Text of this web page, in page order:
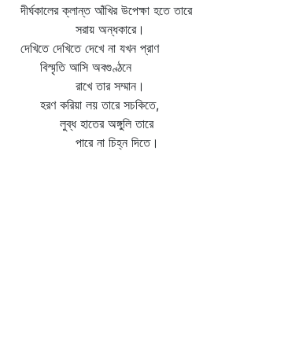
দীর্ঘকালের ক্লান্ত আঁখির উপেক্ষা হতে তারে
সরায় অন্ধকারে।
দেখিতে দেখিতে দেখে না যখন প্রাণ
বিস্মৃতি আসি অবগুণ্ঠনে
রাখে তার সম্মান।
হরণ করিয়া লয় তারে সচকিতে,
লুব্ধ হাতের অঙ্গুলি তারে
পারে না চিহ্ন দিতে।